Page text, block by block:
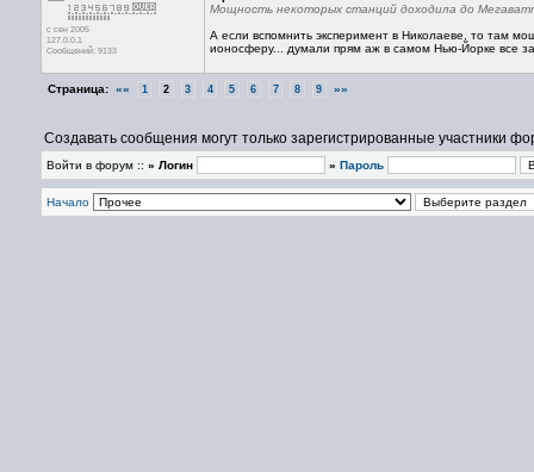
с сен 2005
127.0.0.1
Сообщений: 9133
Мощность некоторых станций доходила до
А если вспомнить эксперимент в Николаеве, то там
ионосферу... думали прям аж в самом Нью-Йорке все
Страница: «« 1 2 3 4 5 6 7 8 9 »»
Создавать сообщения могут только зарегистрированные участники
Войти в форум :: » Логин » Пароль
Начало